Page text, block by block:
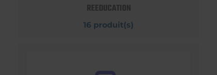
REEDUCATION
16 produit(s)